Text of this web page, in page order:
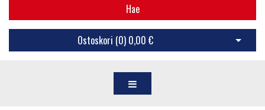
Hae
Ostoskori (0) 0,00 € Avaa